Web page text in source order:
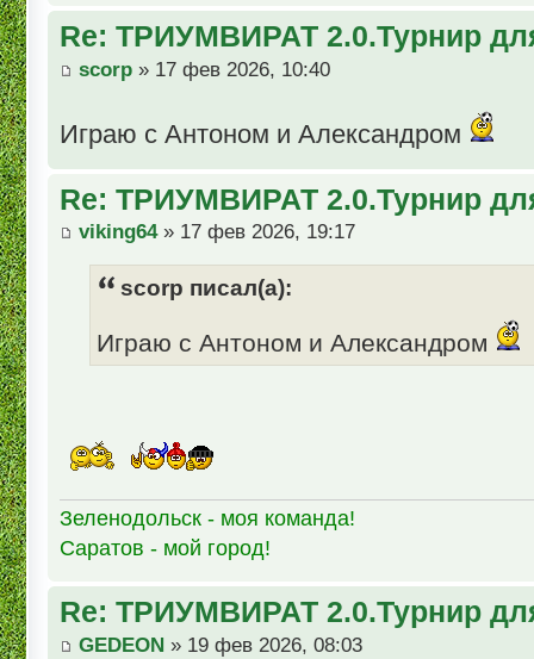
Re: ТРИУМВИРАТ 2.0.Турнир
scorp » 17 фев 2026, 10:40
Играю с Антоном и Александром
Re: ТРИУМВИРАТ 2.0.Турнир
viking64» 17 фев 2026, 19:17
scorp писал(а):
Играю с Антоном и Александром
Зеленодольск - моя команда!
Саратов - мой город!
Re: ТРИУМВИРАТ 2.0.Турнир
GEDEON » 19 фев 2026, 08:03